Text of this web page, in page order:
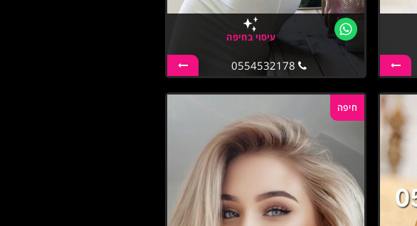
עיסוי בחיפה
0554532178
חיפה